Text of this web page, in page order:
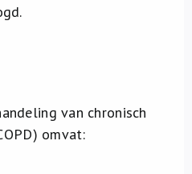
van chronisch
omvat: